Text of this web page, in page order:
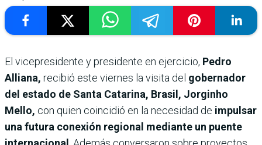
El vicepresidente y presidente en ejercicio, Pedro
Alliana, recibió este viernes la visita del gobernador
del estado de Santa Catarina, Brasil, Jorginho
Mello, con quien coincidió en la necesidad de impulsar
una futura conexión regional mediante un puente